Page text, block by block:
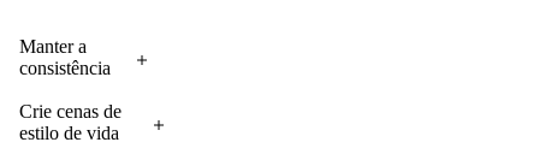
vermelho,
branco e
casas ainda
parecem
visualmente
para
significado
dessa
azul brilhante e
rosa choque, cada
padrão de pontos
em meio-tom,
uma
marmota
arremessar
se uma
Manter a
consistência
inputs,
incluindo
Crie cenas de
estilo de vida